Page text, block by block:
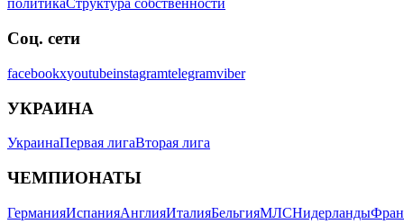
политикаСтруктура собственности
Соц. сети
facebookxyoutubeinstagramtelegramviber
УКРАИНА
УкраинаПервая лигаВторая лига
ЧЕМПИОНАТЫ
ГерманияИспанияАнглияИталияБельгияМЛСНидерланды